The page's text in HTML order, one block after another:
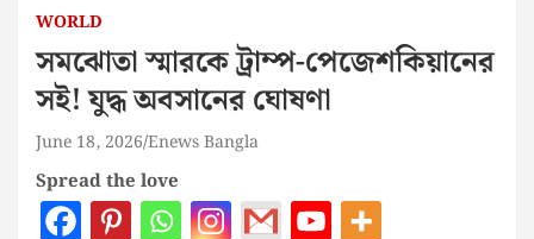
WORLD
সমঝোতা স্মারকে ট্রাম্প-পেজেশকিয়ানের
সই! যুদ্ধ অবসানের ঘোষণা
June 18, 2026 Enews Bangla
Spread the love